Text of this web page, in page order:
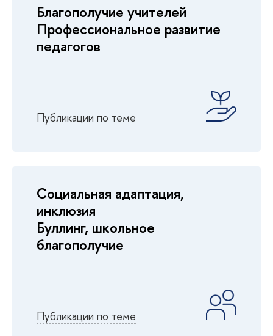
Благополучие учителей
Профессиональное развитие
педагогов
Публикации по теме
Социальная адаптация,
инклюзия
Буллинг, школьное
благополучие
Публикации по теме